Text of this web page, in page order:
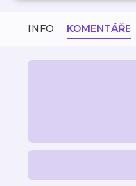
INFO KOMENTÁŘE